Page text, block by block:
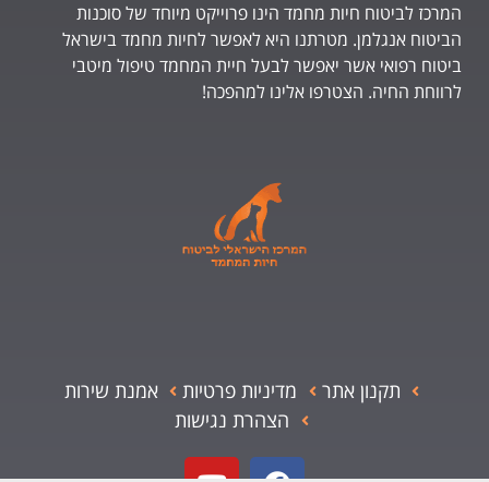
המרכז לביטוח חיות מחמד הינו פרוייקט מיוחד של סוכנות
הביטוח אנגלמן. מטרתנו היא לאפשר לחיות מחמד בישראל
ביטוח רפואי אשר יאפשר לבעל חיית המחמד טיפול מיטבי
לרווחת החיה. הצטרפו אלינו למהפכה!
תקנון אתר מדיניות פרטיות
אמנת שירות
הצהרת נגישות